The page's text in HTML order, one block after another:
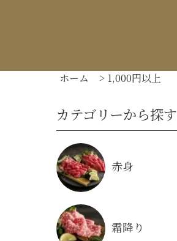
ホーム > 1,000円以上
カテゴリーから探す
赤身
霜降り